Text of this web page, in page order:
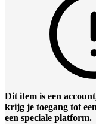
Dit item is een
krijg je toegang tot
een speciale platform.